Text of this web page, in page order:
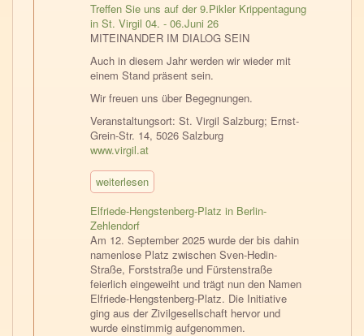
Treffen Sie uns auf der 9.Pikler Krippentagung
in St. Virgil 04. - 06.Juni 26
MITEINANDER IM DIALOG SEIN
Auch in diesem Jahr werden wir wieder mit
einem Stand präsent sein.
Wir freuen uns über Begegnungen.
Veranstaltungsort: St. Virgil Salzburg; Ernst-
Grein-Str. 14, 5026 Salzburg
www.virgil.at
weiterlesen
Elfriede-Hengstenberg-Platz in Berlin-
Zehlendorf
Am 12. September 2025 wurde der bis dahin
namenlose Platz zwischen Sven-Hedin-
Straße, Forststraße und Fürstenstraße
feierlich eingeweiht und trägt nun den Namen
Elfriede-Hengstenberg-Platz. Die Initiative
ging aus der Zivilgesellschaft hervor und
wurde einstimmig aufgenommen.